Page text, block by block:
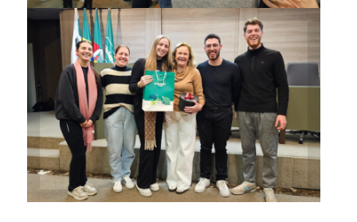
Prática teve apoio da
convidada Janete Dei Agnoli